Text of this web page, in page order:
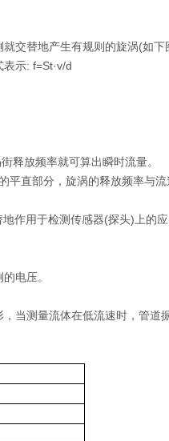
交替地产生有规则的旋涡(如
示: f=St·v/d
释放频率就可算出瞬时流量。
平直部分，旋涡的释放频率与
作用于检测传感器(探头)上的
电压。
当测量流体在低流速时，管道